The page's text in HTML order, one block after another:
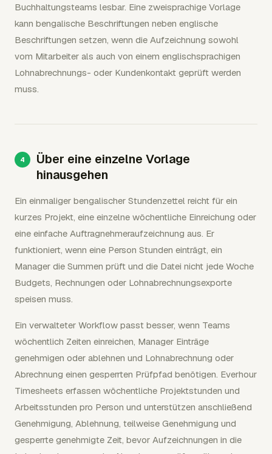
Buchhaltungsteams lesbar. Eine zweisprachige Vorlage
kann bengalische Beschriftungen neben englische
Beschriftungen setzen, wenn die Aufzeichnung sowohl
vom Mitarbeiter als auch von einem englischsprachigen
Lohnabrechnungs- oder Kundenkontakt geprüft werden
muss.
Über eine einzelne Vorlage
hinausgehen
Ein einmaliger bengalischer Stundenzettel reicht für ein
kurzes Projekt, eine einzelne wöchentliche Einreichung oder
eine einfache Auftragnehmeraufzeichnung aus. Er
funktioniert, wenn eine Person Stunden einträgt, ein
Manager die Summen prüft und die Datei nicht jede Woche
Budgets, Rechnungen oder Lohnabrechnungsexporte
speisen muss.
Ein verwalteter Workflow passt besser, wenn Teams
wöchentlich Zeiten einreichen, Manager Einträge
genehmigen oder ablehnen und Lohnabrechnung oder
Abrechnung einen gesperrten Prüfpfad benötigen. Everhour
Timesheets erfassen wöchentliche Projektstunden und
Arbeitsstunden pro Person und unterstützen anschließend
Genehmigung, Ablehnung, teilweise Genehmigung und
gesperrte genehmigte Zeit, bevor Aufzeichnungen in die